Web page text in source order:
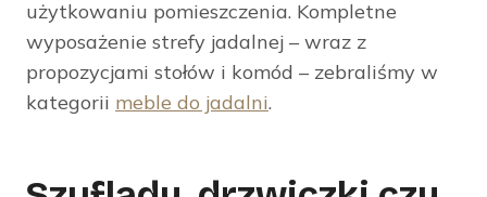
użytkowaniu pomieszczenia. Kompletne
wyposażenie strefy jadalnej – wraz z
propozycjami stołów i komód – zebraliśmy w
kategorii meble do jadalni.